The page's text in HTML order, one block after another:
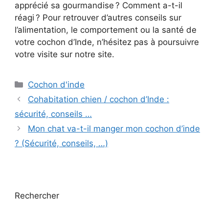
apprécié sa gourmandise ? Comment a-t-il
réagi ? Pour retrouver d’autres conseils sur
l’alimentation, le comportement ou la santé de
votre cochon d’Inde, n’hésitez pas à poursuivre
votre visite sur notre site.
Catégories
Cochon d'inde
Cohabitation chien / cochon d’Inde :
sécurité, conseils …
Mon chat va-t-il manger mon cochon d’inde
? (Sécurité, conseils, …)
Rechercher